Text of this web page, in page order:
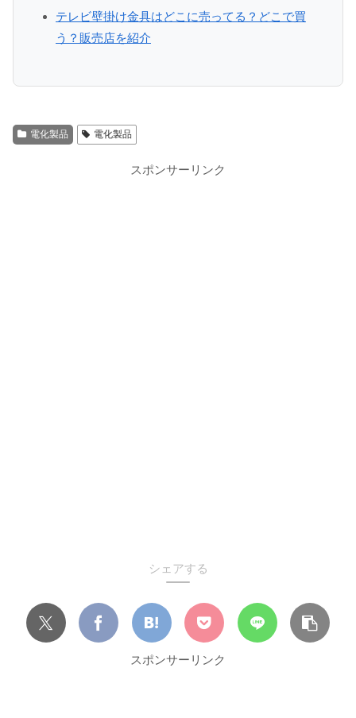
テレビ壁掛け金具はどこに売ってる？どこで買
う？販売店を紹介
電化製品 電化製品
スポンサーリンク
シェアする
スポンサーリンク